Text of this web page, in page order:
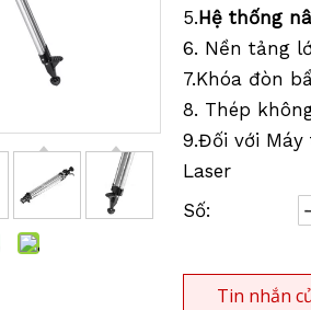
5.Hệ thống
6. Nền tảng
7.Khóa đòn
8. Thép
9.Đối với Máy
Laser
Số:
Tin nhắn